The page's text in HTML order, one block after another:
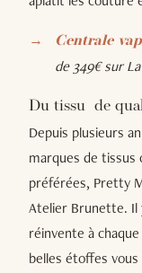
Centrale
de 349€ sur
Du tissu de
Depuis plusieurs
marques de
préférées, Pretty
Atelier Brunette. Il
réinvente à
belles étoffes